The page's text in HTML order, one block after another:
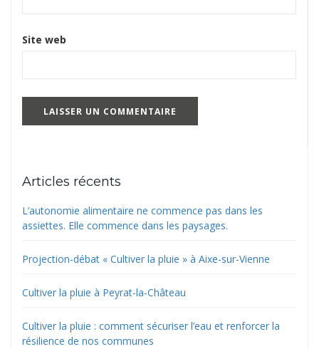
Site web
Articles récents
L’autonomie alimentaire ne commence pas dans les
assiettes. Elle commence dans les paysages.
Projection-débat « Cultiver la pluie » à Aixe-sur-Vienne
Cultiver la pluie à Peyrat-la-Château
Cultiver la pluie : comment sécuriser l’eau et renforcer la
résilience de nos communes